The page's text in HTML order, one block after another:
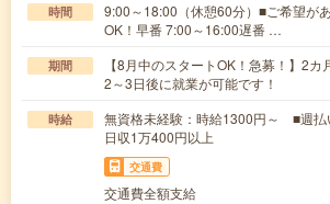
時間
9:00～18:00（休憩60分）■ご希望が
OK！早番 7:00～16:00遅番 …
期間
【8月中のスタートOK！急募！】2
2～3日後に就業が可能です！
時給
無資格未経験：時給1300円～ ■週
日収1万400円以上
交通費
交通費全額支給